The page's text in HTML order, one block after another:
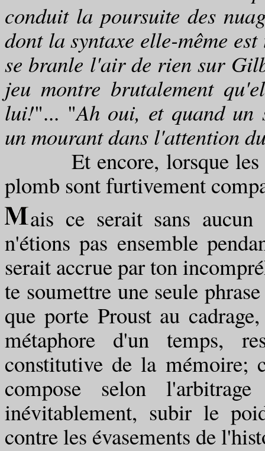
conduit la poursuite des
dont la syntaxe elle-même
se branle l'air de rien sur
jeu montre brutalement
lui!"... "Ah oui, et quand un
un mourant dans l'attention
Et encore, lorsque les
plomb sont furtivement
ais ce serait sans aucun
n'étions pas ensemble
serait accrue par ton
te soumettre une seule
que porte Proust au
métaphore d'un temps,
constitutive de la mémoire;
compose selon
inévitablement, subir le
contre les évasements de